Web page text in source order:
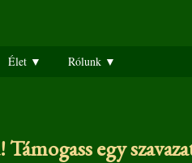
Élet ▼ Rólunk ▼
egy